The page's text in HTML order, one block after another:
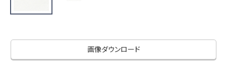
お役立ち資料
サンプル・カタログ請求／お問い合わせ（ビジネスのお客様）
画像ダウンロード